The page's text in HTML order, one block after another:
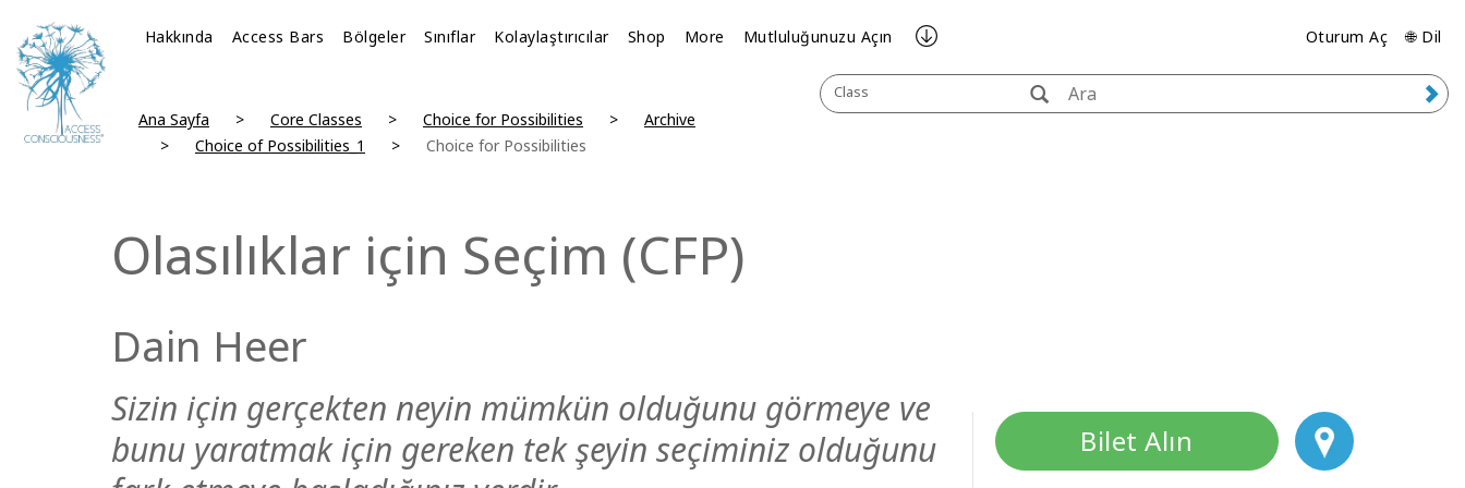
Hakkında Access Bars Bölgeler Sınıflar Kolaylaştırıcılar Shop More Mutluluğunuzu Açın Oturum Aç 🌐 Dil
Class
Ana Sayfa Core Classes Choice for Possibilities
Archive
Choice of Possibilities_1
Choice for Possibilities
Olasılıklar için Seçim (CFP)
Dain Heer
Sizin için gerçekten neyin mümkün olduğunu görmeye ve
bunu yaratmak için gereken tek şeyin seçiminiz olduğunu
Bilet Alın